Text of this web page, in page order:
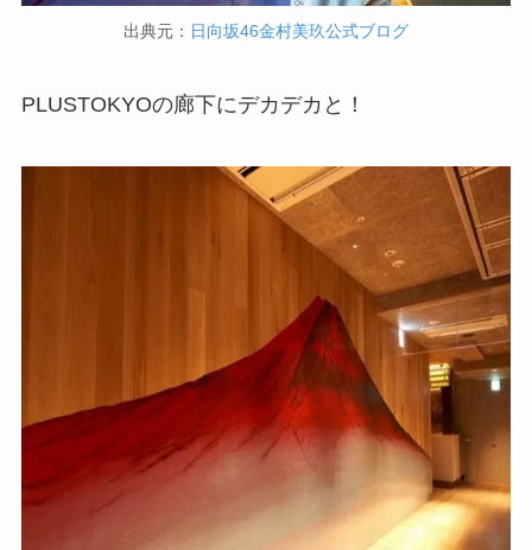
出典元： 日向坂46金村美玖公式ブログ
PLUSTOKYOの廊下にデカデカと！